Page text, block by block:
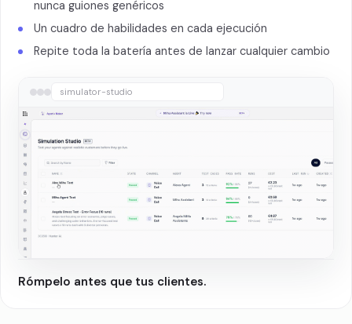
nunca guiones genéricos
Un cuadro de habilidades en cada ejecución
Repite toda la batería antes de lanzar cualquier cambio
simulator-studio
Rómpelo antes que tus clientes.